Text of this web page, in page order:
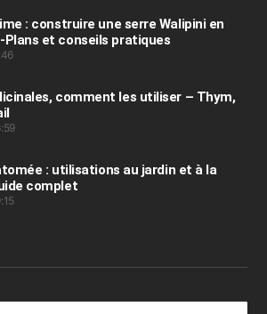
: construire une serre Walipini en
Plans et conseils pratiques
comment les utiliser – Thym,
: utilisations au jardin et à la
complet